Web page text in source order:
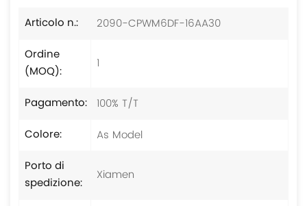
Articolo n.:
2090-CPWM6DF-16AA30
Ordine
(MOQ):
1
Pagamento: 100% T/T
Colore:
As Model
Porto di
spedizione:
Xiamen